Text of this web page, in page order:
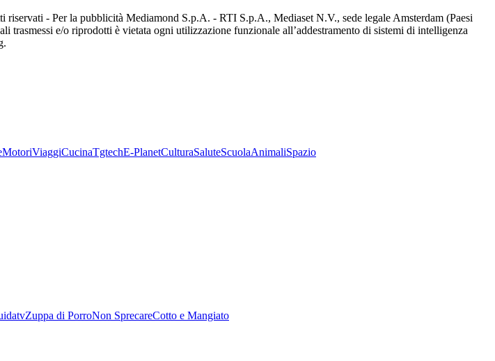
- Per la pubblicità Mediamond S.p.A. - RTI S.p.A., Mediaset N.V., sede legale Amsterdam (Paesi
trasmessi e/o riprodotti è vietata ogni utilizzazione funzionale all’addestramento di sistemi di intelligenza
MotoriViaggiCucinaTgtechE-PlanetCulturaSaluteScuolaAnimaliSpazio
Zuppa di PorroNon SprecareCotto e Mangiato